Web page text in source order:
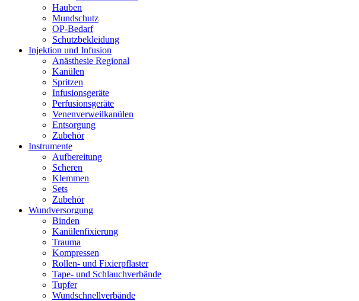
Hauben
Mundschutz
OP-Bedarf
Schutzbekleidung
Injektion und Infusion
Anästhesie Regional
Kanülen
Spritzen
Infusionsgeräte
Perfusionsgeräte
Venenverweilkanülen
Entsorgung
Zubehör
Instrumente
Aufbereitung
Scheren
Klemmen
Sets
Zubehör
Wundversorgung
Binden
Kanülenfixierung
Trauma
Kompressen
Rollen- und Fixierpflaster
Tape- und Schlauchverbände
Tupfer
Wundschnellverbände